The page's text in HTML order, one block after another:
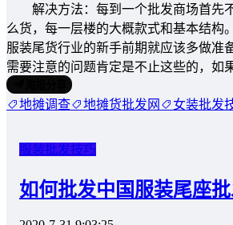
解决方法：每到一个批发商场首先不
么货，每一层楼的大概款式和基本结构
服装尾货行业的新手前期就应该多做准
需要注意的问题肯定是不止这些的，如
地摊调查 地摊货批发网 女装批发
服装批发技巧
如何批发中国服装尾座